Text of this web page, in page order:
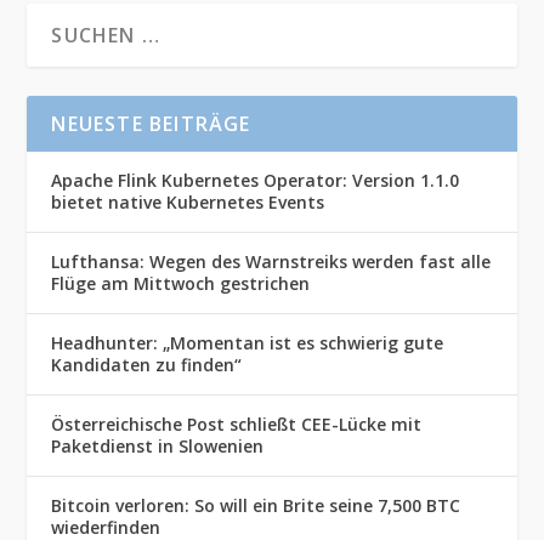
NEUESTE BEITRÄGE
Apache Flink Kubernetes Operator: Version 1.1.0
bietet native Kubernetes Events
Lufthansa: Wegen des Warnstreiks werden fast alle
Flüge am Mittwoch gestrichen
Headhunter: „Momentan ist es schwierig gute
Kandidaten zu finden“
Österreichische Post schließt CEE-Lücke mit
Paketdienst in Slowenien
Bitcoin verloren: So will ein Brite seine 7,500 BTC
wiederfinden